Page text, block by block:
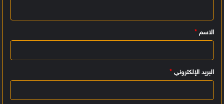
ي
ق
الاسم *
البريد الإلكتروني *